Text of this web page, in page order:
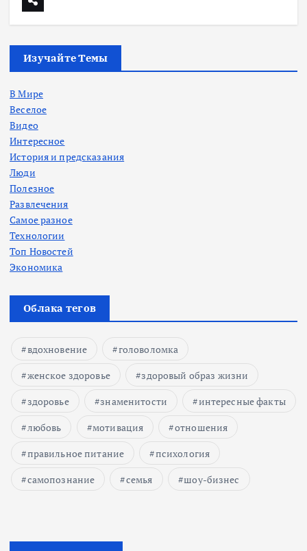
Изучайте Темы
В Мире
Веселое
Видео
Интересное
История и предсказания
Люди
Полезное
Развлечения
Самое разное
Технологии
Топ Новостей
Экономика
Облака тегов
вдохновение
головоломка
женское здоровье
здоровый образ жизни
здоровье
знаменитости
интересные факты
любовь
мотивация
отношения
правильное питание
психология
самопознание
семья шоу-бизнес